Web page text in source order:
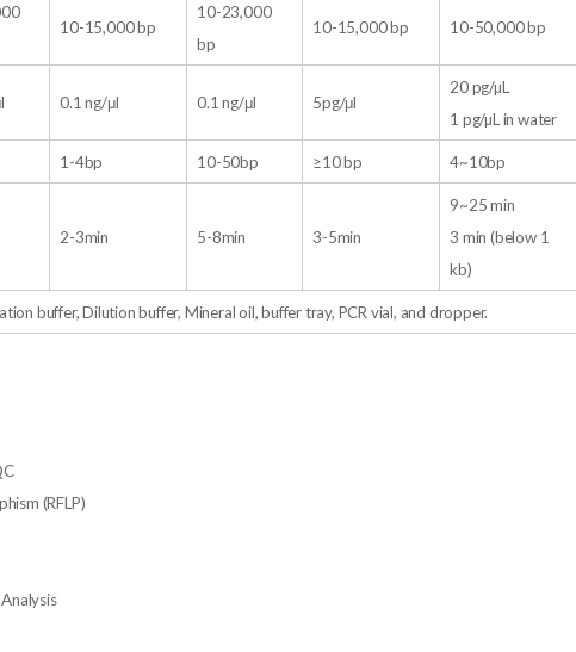
10-15,000 bp
10-23,000
bp
10-15,000 bp 10-50,000 bp
0.1 ng/μl 0.1 ng/μl 5pg/μl
20 pg/µL
1 pg/µL in water
1-4bp 10-50bp ≥10 bp 4~10bp
2-3min 5-8min 3-5min
9~25 min
3 min (below 1
kb)
buffer, Dilution buffer, Mineral oil, buffer tray, PCR vial, and dropper.
(RFLP)